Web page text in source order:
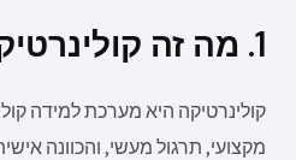
1. מה זה קולינרטיקה?
קולינרטיקה היא מערכת למידה
מקצועי, תרגול מעשי, והכוונה